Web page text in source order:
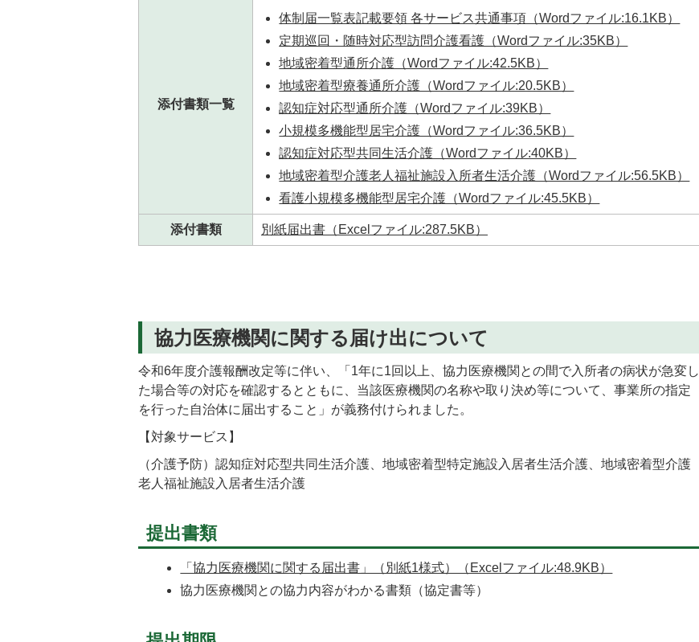
添付書類一覧
体制届一覧表記載要領 各サービス共通事項（Wordファイル:16.1KB）
定期巡回・随時対応型訪問介護看護（Wordファイル:35KB）
地域密着型通所介護（Wordファイル:42.5KB）
地域密着型療養通所介護（Wordファイル:20.5KB）
認知症対応型通所介護（Wordファイル:39KB）
小規模多機能型居宅介護（Wordファイル:36.5KB）
認知症対応型共同生活介護（Wordファイル:40KB）
地域密着型介護老人福祉施設入所者生活介護（Wordファイル:56.5KB）
看護小規模多機能型居宅介護（Wordファイル:45.5KB）
添付書類 別紙届出書（Excelファイル:287.5KB）
協力医療機関に関する届け出について
令和6年度介護報酬改定等に伴い、「1年に1回以上、協力医療機関との間で入所者の病状が急変し
た場合等の対応を確認するとともに、当該医療機関の名称や取り決め等について、事業所の指定
を行った自治体に届出すること」が義務付けられました。
【対象サービス】
（介護予防）認知症対応型共同生活介護、地域密着型特定施設入居者生活介護、地域密着型介護
老人福祉施設入居者生活介護
提出書類
「協力医療機関に関する届出書」（別紙1様式）（Excelファイル:48.9KB）
協力医療機関との協力内容がわかる書類（協定書等）